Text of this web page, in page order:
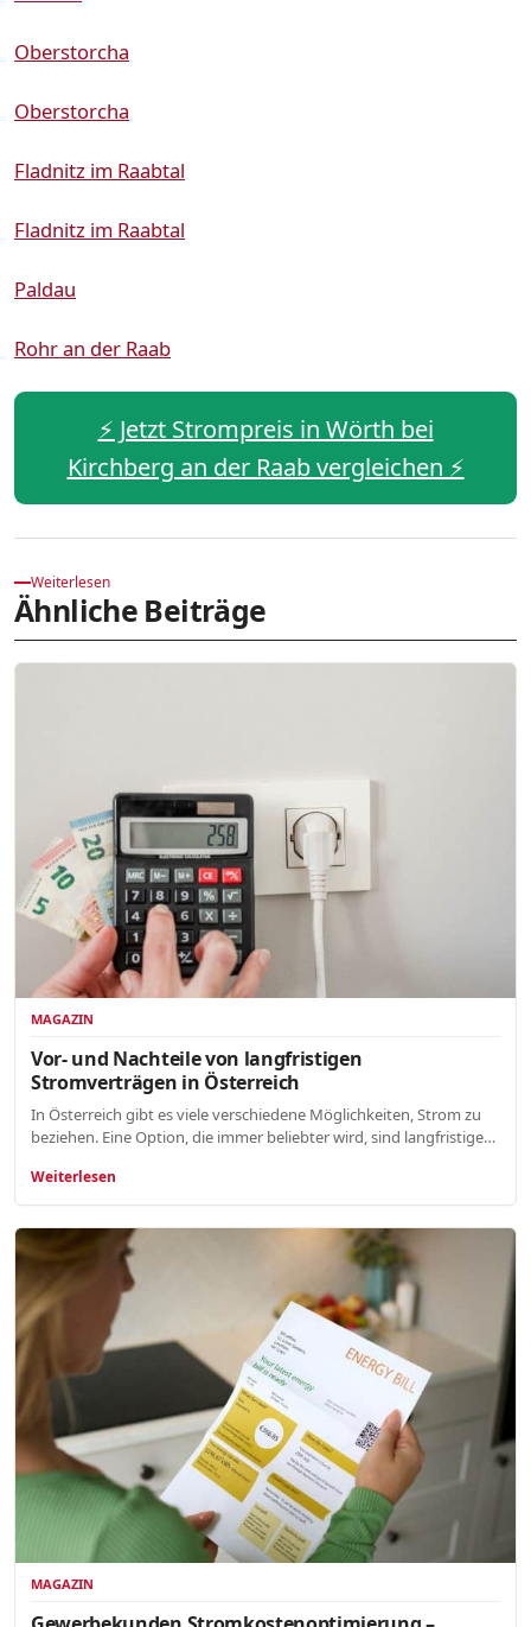
Oberstorcha
Oberstorcha
Fladnitz im Raabtal
Fladnitz im Raabtal
Paldau
Rohr an der Raab
⚡️ Jetzt Strompreis in Wörth bei
Kirchberg an der Raab vergleichen ⚡️
Weiterlesen
Ähnliche Beiträge
MAGAZIN
Vor- und Nachteile von langfristigen
Stromverträgen in Österreich
In Österreich gibt es viele verschiedene Möglichkeiten, Strom zu
beziehen. Eine Option, die immer beliebter wird, sind langfristige…
Weiterlesen
MAGAZIN